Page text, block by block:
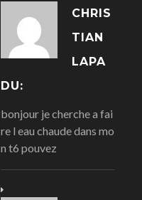
CHRIS
TIAN
LAPA
DU:
bonjour je cherche a fai
re l eau chaude dans mo
n t6 pouvez